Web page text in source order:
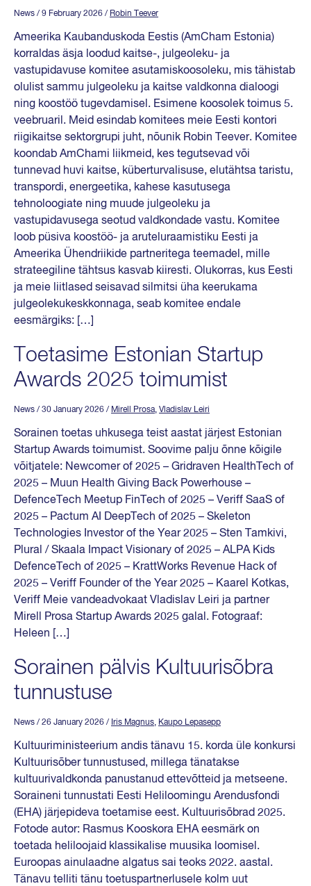
News / 9 February 2026 / Robin Teever
Ameerika Kaubanduskoda Eestis (AmCham Estonia)
korraldas äsja loodud kaitse-, julgeoleku- ja
vastupidavuse komitee asutamiskoosoleku, mis tähistab
olulist sammu julgeoleku ja kaitse valdkonna dialoogi
ning koostöö tugevdamisel. Esimene koosolek toimus 5.
veebruaril. Meid esindab komitees meie Eesti kontori
riigikaitse sektorgrupi juht, nõunik Robin Teever. Komitee
koondab AmChami liikmeid, kes tegutsevad või
tunnevad huvi kaitse, küberturvalisuse, elutähtsa taristu,
transpordi, energeetika, kahese kasutusega
tehnoloogiate ning muude julgeoleku ja
vastupidavusega seotud valdkondade vastu. Komitee
loob püsiva koostöö- ja aruteluraamistiku Eesti ja
Ameerika Ühendriikide partneritega teemadel, mille
strateegiline tähtsus kasvab kiiresti. Olukorras, kus Eesti
ja meie liitlased seisavad silmitsi üha keerukama
julgeolekukeskkonnaga, seab komitee endale
eesmärgiks: […]
Toetasime Estonian Startup
Awards 2025 toimumist
News / 30 January 2026 / Mirell Prosa, Vladislav Leiri
Sorainen toetas uhkusega teist aastat järjest Estonian
Startup Awards toimumist. Soovime palju õnne kõigile
võitjatele: Newcomer of 2025 – Gridraven HealthTech of
2025 – Muun Health Giving Back Powerhouse –
DefenceTech Meetup FinTech of 2025 – Veriff SaaS of
2025 – Pactum AI DeepTech of 2025 – Skeleton
Technologies Investor of the Year 2025 – Sten Tamkivi,
Plural / Skaala Impact Visionary of 2025 – ALPA Kids
DefenceTech of 2025 – KrattWorks Revenue Hack of
2025 – Veriff Founder of the Year 2025 – Kaarel Kotkas,
Veriff Meie vandeadvokaat Vladislav Leiri ja partner
Mirell Prosa Startup Awards 2025 galal. Fotograaf:
Heleen […]
Sorainen pälvis Kultuurisõbra
tunnustuse
News / 26 January 2026 / Iris Magnus, Kaupo Lepasepp
Kultuuriministeerium andis tänavu 15. korda üle konkursi
Kultuurisõber tunnustused, millega tänatakse
kultuurivaldkonda panustanud ettevõtteid ja metseene.
Soraineni tunnustati Eesti Heliloomingu Arendusfondi
(EHA) järjepideva toetamise eest. Kultuurisõbrad 2025.
Fotode autor: Rasmus Kooskora EHA eesmärk on
toetada heliloojaid klassikalise muusika loomisel.
Euroopas ainulaadne algatus sai teoks 2022. aastal.
Tänavu telliti tänu toetuspartnerlusele kolm uut